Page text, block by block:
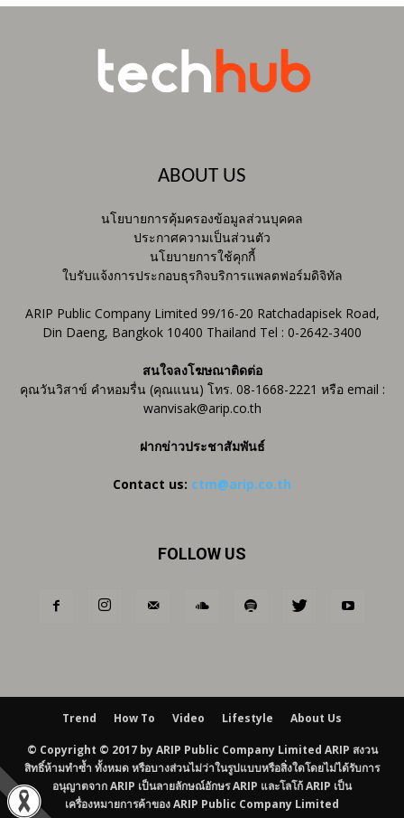
ABOUT US
นโยบายการคุ้มครองข้อมูลส่วนบุคคล
ประกาศความเป็นส่วนตัว
นโยบายการใช้คุกกี้
ใบรับแจ้งการประกอบธุรกิจบริการแพลตฟอร์มดิจิทัล
ARIP Public Company Limited 99/16-20 Ratchadapisek Road,
Din Daeng, Bangkok 10400 Thailand Tel : 0-2642-3400
สนใจลงโฆษณาติดต่อ
คุณวันวิสาข์ คำหอมรื่น (คุณแนน) โทร. 08-1668-2221 หรือ email :
wanvisak@arip.co.th
ฝากข่าวประชาสัมพันธ์
Contact us: ctm@arip.co.th
FOLLOW US
Trend How To Video Lifestyle About Us
© Copyright © 2017 by ARIP Public Company Limited ARIP สงวน
สิทธิ์ห้ามทำซ้ำ ทั้งหมด หรือบางส่วนไม่ว่าในรูปแบบหรือสิ่งใดโดยไม่ได้รับการ
อนุญาตจาก ARIP เป็นลายลักษณ์อักษร ARIP และโลโก้ ARIP เป็น
เครื่องหมายการค้าของ ARIP Public Company Limited